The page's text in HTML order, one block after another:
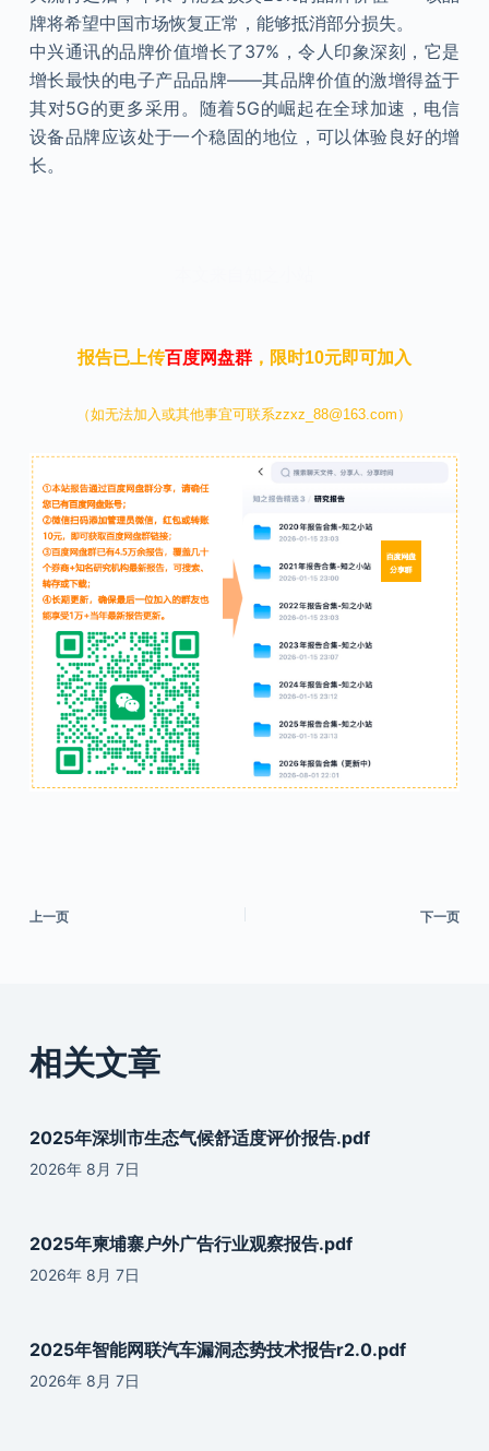
牌将希望中国市场恢复正常，能够抵消部分损失。
中兴通讯的品牌价值增长了37%，令人印象深刻，它是
增长最快的电子产品品牌——其品牌价值的激增得益于
其对5G的更多采用。随着5G的崛起在全球加速，电信
设备品牌应该处于一个稳固的地位，可以体验良好的增
长。
报告已上传百度网盘群，限时10元即可加入
（如无法加入或其他事宜可联系zzxz_88@163.com）
上一页 下一页
相关文章
2025年深圳市生态气候舒适度评价报告.pdf
2026年 8月 7日
2025年柬埔寨户外广告行业观察报告.pdf
2026年 8月 7日
2025年智能网联汽车漏洞态势技术报告r2.0.pdf
2026年 8月 7日